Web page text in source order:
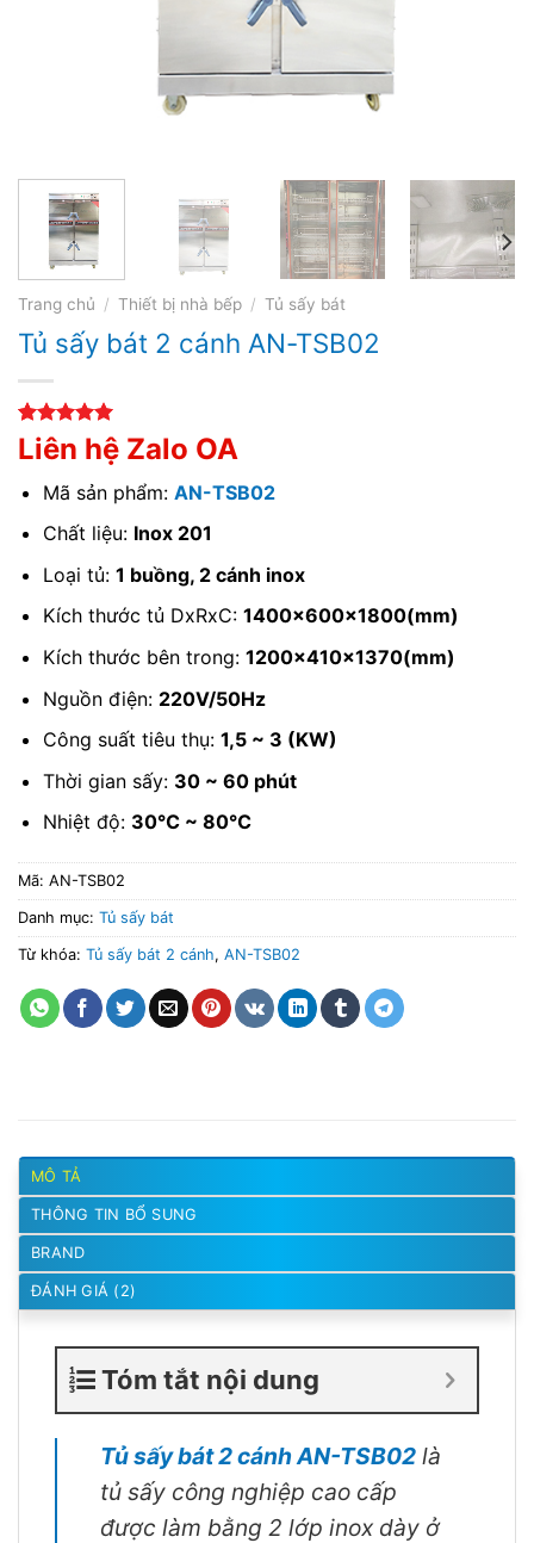
Trang chủ / Thiết bị nhà bếp / Tủ sấy bát
Tủ sấy bát 2 cánh AN-TSB02
5.00trên 5
dựa trên
2
Liên hệ Zalo OA
Mã sản phẩm: AN-TSB02
Chất liệu: Inox 201
Loại tủ: 1 buồng, 2 cánh inox
Kích thước tủ DxRxC: 1400x600x1800(mm)
Kích thước bên trong: 1200x410x1370(mm)
Nguồn điện: 220V/50Hz
Công suất tiêu thụ: 1,5 ~ 3 (KW)
Thời gian sấy: 30 ~ 60 phút
Nhiệt độ: 30℃ ~ 80℃
Mã: AN-TSB02
Danh mục: Tủ sấy bát
Từ khóa: Tủ sấy bát 2 cánh, AN-TSB02
MÔ TẢ
THÔNG TIN BỔ SUNG
BRAND
ĐÁNH GIÁ (2)
Tóm tắt nội dung
Tủ sấy bát 2 cánh AN-TSB02 là
tủ sấy công nghiệp cao cấp
được làm bằng 2 lớp inox dày ở